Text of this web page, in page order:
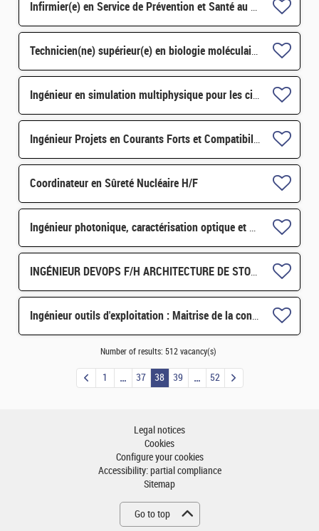
Infirmier(e) en Service de Prévention et Santé au Travail H/F
Technicien(ne) supérieur(e) en biologie moléculaire, biotechnologie H/F
Ingénieur en simulation multiphysique pour les circuits intégrés 3D – CDD 36 mois - Grenoble H/F
Ingénieur Projets en Courants Forts et Compatibilité Electromagnétique H/F
Coordinateur en Sûreté Nucléaire H/F
Ingénieur photonique, caractérisation optique et RF H/F
INGÉNIEUR DEVOPS F/H ARCHITECTURE DE STOCKAGE/TRAITEMENT DISTRIBUÉS POUR LES DONNÉES SKA H/F
Ingénieur outils d'exploitation : Maitrise de la configuration H/F
Number of results: 512 vacancy(s)
1 37 38 39 52
Legal notices
Cookies
Configure your cookies
Accessibility: partial compliance
Sitemap
Go to top